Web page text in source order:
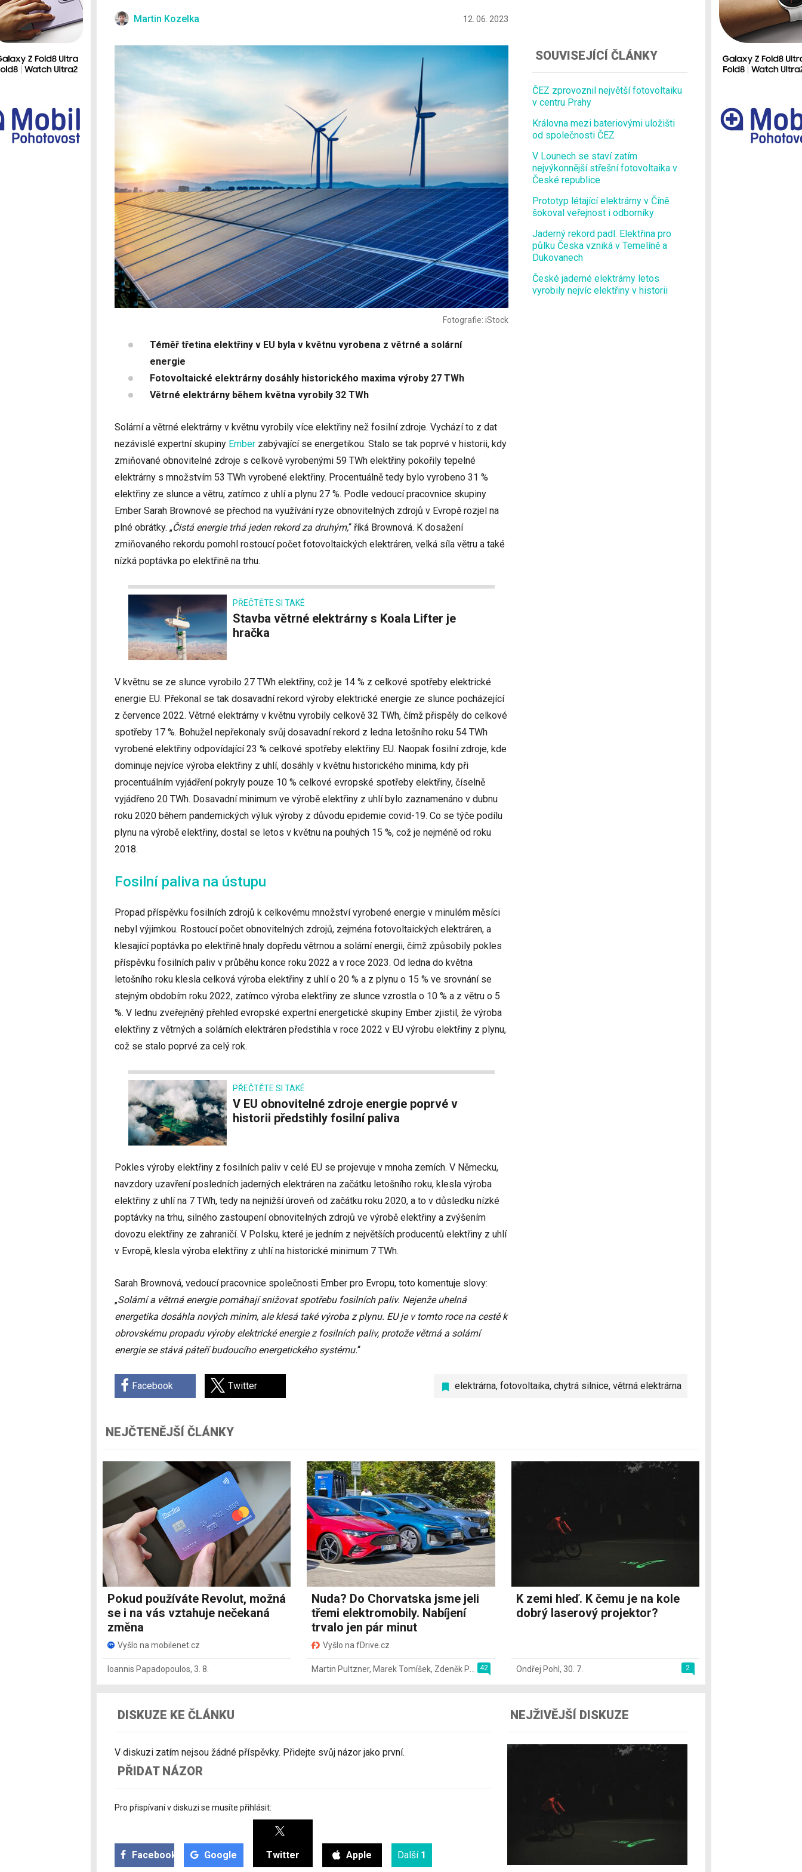
Martin Kozelka 12. 06. 2023
Fotografie: iStock
Téměř třetina elektřiny v EU byla v květnu vyrobena z větrné a solární
energie
Fotovoltaické elektrárny dosáhly historického maxima výroby 27 TWh
Větrné elektrárny během května vyrobily 32 TWh
Solární a větrné elektrárny v květnu vyrobily více elektřiny než fosilní zdroje. Vychází to z dat
nezávislé expertní skupiny Ember zabývající se energetikou. Stalo se tak poprvé v historii, kdy
zmiňované obnovitelné zdroje s celkově vyrobenými 59 TWh elektřiny pokořily tepelné
elektrárny s množstvím 53 TWh vyrobené elektřiny. Procentuálně tedy bylo vyrobeno 31 %
elektřiny ze slunce a větru, zatímco z uhlí a plynu 27 %. Podle vedoucí pracovnice skupiny
Ember Sarah Brownové se přechod na využívání ryze obnovitelných zdrojů v Evropě rozjel na
plné obrátky. „Čistá energie trhá jeden rekord za druhým,“ říká Brownová. K dosažení
zmiňovaného rekordu pomohl rostoucí počet fotovoltaických elektráren, velká síla větru a také
nízká poptávka po elektřině na trhu.
PŘEČTĚTE SI TAKÉ
Stavba větrné elektrárny s Koala Lifter je
hračka
V květnu se ze slunce vyrobilo 27 TWh elektřiny, což je 14 % z celkové spotřeby elektrické
energie EU. Překonal se tak dosavadní rekord výroby elektrické energie ze slunce pocházející
z července 2022. Větrné elektrárny v květnu vyrobily celkově 32 TWh, čímž přispěly do celkové
spotřeby 17 %. Bohužel nepřekonaly svůj dosavadní rekord z ledna letošního roku 54 TWh
vyrobené elektřiny odpovídající 23 % celkové spotřeby elektřiny EU. Naopak fosilní zdroje, kde
dominuje nejvíce výroba elektřiny z uhlí, dosáhly v květnu historického minima, kdy při
procentuálním vyjádření pokryly pouze 10 % celkové evropské spotřeby elektřiny, číselně
vyjádřeno 20 TWh. Dosavadní minimum ve výrobě elektřiny z uhlí bylo zaznamenáno v dubnu
roku 2020 během pandemických výluk výroby z důvodu epidemie covid-19. Co se týče podílu
plynu na výrobě elektřiny, dostal se letos v květnu na pouhých 15 %, což je nejméně od roku
2018.
Fosilní paliva na ústupu
Propad příspěvku fosilních zdrojů k celkovému množství vyrobené energie v minulém měsíci
nebyl výjimkou. Rostoucí počet obnovitelných zdrojů, zejména fotovoltaických elektráren, a
klesající poptávka po elektřině hnaly dopředu větrnou a solární energii, čímž způsobily pokles
příspěvku fosilních paliv v průběhu konce roku 2022 a v roce 2023. Od ledna do května
letošního roku klesla celková výroba elektřiny z uhlí o 20 % a z plynu o 15 % ve srovnání se
stejným obdobím roku 2022, zatímco výroba elektřiny ze slunce vzrostla o 10 % a z větru o 5
%. V lednu zveřejněný přehled evropské expertní energetické skupiny Ember zjistil, že výroba
elektřiny z větrných a solárních elektráren předstihla v roce 2022 v EU výrobu elektřiny z plynu,
což se stalo poprvé za celý rok.
PŘEČTĚTE SI TAKÉ
V EU obnovitelné zdroje energie poprvé v
historii předstihly fosilní paliva
Pokles výroby elektřiny z fosilních paliv v celé EU se projevuje v mnoha zemích. V Německu,
navzdory uzavření posledních jaderných elektráren na začátku letošního roku, klesla výroba
elektřiny z uhlí na 7 TWh, tedy na nejnižší úroveň od začátku roku 2020, a to v důsledku nízké
poptávky na trhu, silného zastoupení obnovitelných zdrojů ve výrobě elektřiny a zvýšením
dovozu elektřiny ze zahraničí. V Polsku, které je jedním z největších producentů elektřiny z uhlí
v Evropě, klesla výroba elektřiny z uhlí na historické minimum 7 TWh.
Sarah Brownová, vedoucí pracovnice společnosti Ember pro Evropu, toto komentuje slovy:
„Solární a větrná energie pomáhají snižovat spotřebu fosilních paliv. Nejenže uhelná
energetika dosáhla nových minim, ale klesá také výroba z plynu. EU je v tomto roce na cestě k
obrovskému propadu výroby elektrické energie z fosilních paliv, protože větrná a solární
energie se stává páteří budoucího energetického systému.“
elektrárna, fotovoltaika, chytrá silnice, větrná elektrárna
Facebook Twitter
SOUVISEJÍCÍ ČLÁNKY
ČEZ zprovoznil největší fotovoltaiku
v centru Prahy
Královna mezi bateriovými uložišti
od společnosti ČEZ
V Lounech se staví zatím
nejvýkonnější střešní fotovoltaika v
České republice
Prototyp létající elektrárny v Číně
šokoval veřejnost i odborníky
Jaderný rekord padl. Elektřina pro
půlku Česka vzniká v Temelíně a
Dukovanech
České jaderné elektrárny letos
vyrobily nejvíc elektřiny v historii
NEJČTENĚJŠÍ ČLÁNKY
Pokud používáte Revolut, možná
se i na vás vztahuje nečekaná
změna
Vyšlo na mobilenet.cz
Ioannis Papadopoulos, 3. 8.
Nuda? Do Chorvatska jsme jeli
třemi elektromobily. Nabíjení
trvalo jen pár minut
Vyšlo na fDrive.cz
42
Martin Pultzner, Marek Tomíšek, Zdeněk Pečený
K zemi hleď. K čemu je na kole
dobrý laserový projektor?
2
Ondřej Pohl , 30. 7.
DISKUZE KE ČLÁNKU
V diskuzi zatím nejsou žádné příspěvky. Přidejte svůj názor jako první.
PŘIDAT NÁZOR
Pro přispívaní v diskuzi se musíte přihlásit:
Facebook Google Twitter Apple Další 1
NEJŽIVĚJŠÍ DISKUZE